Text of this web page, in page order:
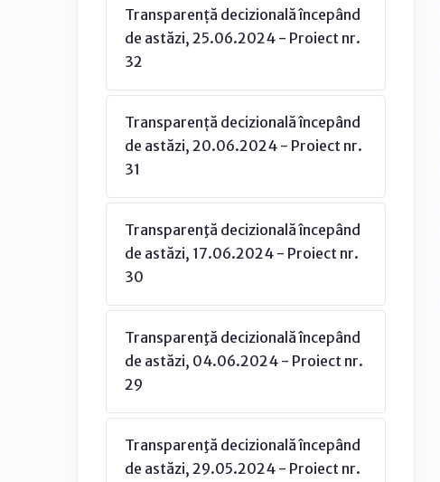
Transparență decizională începând
de astăzi, 25.06.2024 - Proiect nr.
32
Transparență decizională începând
de astăzi, 20.06.2024 - Proiect nr.
31
Transparenţă decizională începând
de astăzi, 17.06.2024 - Proiect nr.
30
Transparenţă decizională începând
de astăzi, 04.06.2024 - Proiect nr.
29
Transparenţă decizională începând
de astăzi, 29.05.2024 - Proiect nr.